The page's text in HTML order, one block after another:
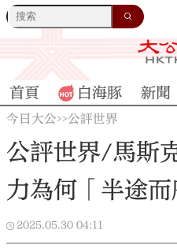
首頁 白海豚 新聞
今日大公>>公評世界
公評世界/馬斯
力為何「半途
2025.05.30 04:11